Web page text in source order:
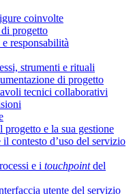
coinvolte
progetto
responsabilità
strumenti e rituali
di progetto
tecnici collaborativi
e la sua gestione
contesto d’uso del servizio
e i touchpointdel
utente del servizio